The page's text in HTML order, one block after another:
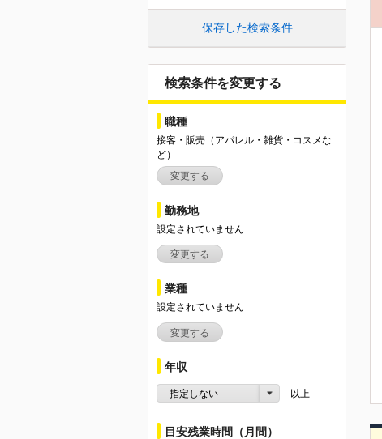
保存した検索条件
検索条件を変更する
職種
接客・販売（アパレル・雑貨・コスメな
ど）
変更する
勤務地
設定されていません
変更する
業種
設定されていません
変更する
年収
指定しない 以上
目安残業時間（月間）